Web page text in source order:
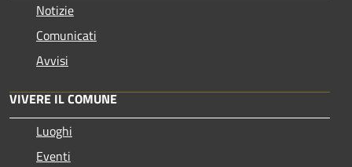
Notizie
Comunicati
Avvisi
VIVERE IL COMUNE
Luoghi
Eventi